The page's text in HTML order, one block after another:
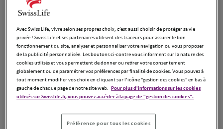
4
14.3 km
Jean-Marc BARRAL et Nicolas VILA
PALLEJA
29 Rue Portalis
13100 Aix en Provence
Fermé actuellement
Numéro
Voir plus
Avec Swiss Life, vivre selon ses propres choix, c’est aussi choisir de protéger sa vie
privée ! Swiss Life et ses partenaires utilisent des traceurs pour assurer le bon
fonctionnement du site, analyser et personnaliser votre navigation ou vous proposer
de la publicité personnalisée. Les boutons ci-contre vous informent sur la nature des
cookies utilisés et vous permettent de donner ou retirer votre consentement
globalement ou de paramétrer vos préférences par finalité de cookies. Vous pouvez à
tout moment modifier vos choix en cliquant sur l’icône "gestion des cookies" en bas à
gauche de chaque page de notre site web. Pour plus d'informations sur les cookies
utilisés sur Swisslife.fr, vous pouvez accéder à la page de "gestion des cookies".
Préférence pour tous les cookies